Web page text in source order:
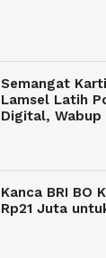
Semangat
Lamsel Latih
Digital,
Kanca BRI BO
Rp21 Juta